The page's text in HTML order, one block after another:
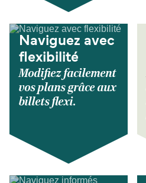
Naviguez avec
flexibilité
Modifiez facilement
vos plans grâce aux
billets flexi.